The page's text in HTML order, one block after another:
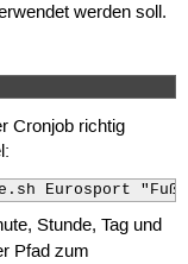
werden soll.
Cronjob richtig
Eurosport
Stunde, Tag und
Pfad zum